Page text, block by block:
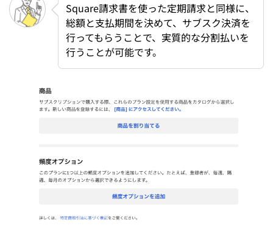
Square請求書を使った定期請求と同様に、
総額と支払期間を決めて、サブスク決済を
行ってもらうことで、実質的な分割払いを
行うことが可能です。